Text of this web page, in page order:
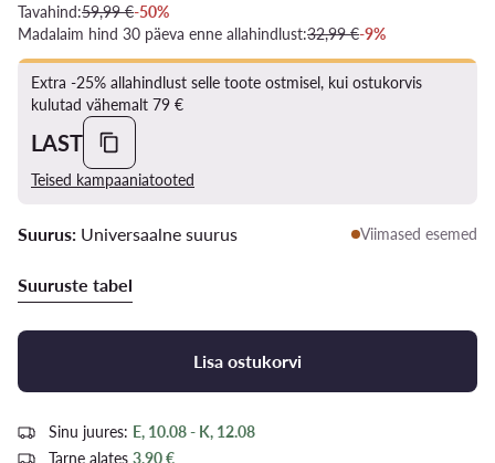
Tavahind:59,99 €-50%
Madalaim hind 30 päeva enne allahindlust:32,99 €-9%
Extra -25% allahindlust selle toote ostmisel, kui ostukorvis
kulutad vähemalt 79 €
LAST
Teised kampaaniatooted
Suurus: Universaalne suurus Viimased esemed
Suuruste tabel
Lisa ostukorvi
Sinu juures: E, 10.08 - K, 12.08
Tarne alates 3,90 €